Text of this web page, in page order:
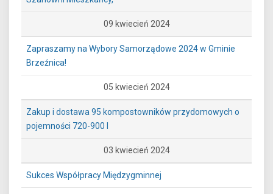
09 kwiecień 2024
Zapraszamy na Wybory Samorządowe 2024 w Gminie
Brzeźnica!
05 kwiecień 2024
Zakup i dostawa 95 kompostowników przydomowych o
pojemności 720-900 l
03 kwiecień 2024
Sukces Współpracy Międzygminnej